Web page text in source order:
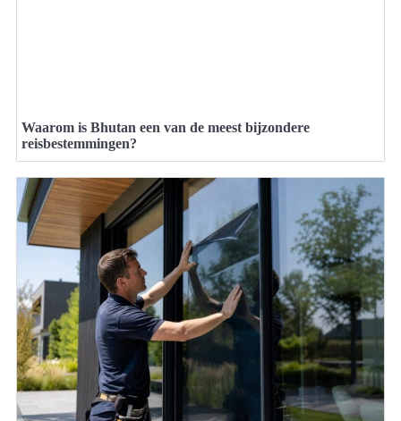
Waarom is Bhutan een van de meest bijzondere
reisbestemmingen?